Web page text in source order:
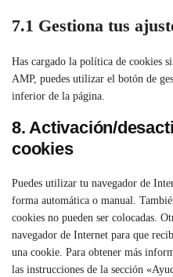
7.1 Gestiona tus
Has cargado la política de cookies
AMP, puedes utilizar el botón de
inferior de la página.
8. Activación/
cookies
Puedes utilizar tu navegador de
forma automática o manual.
cookies no pueden ser colocadas.
navegador de Internet para que
una cookie. Para obtener más
las instrucciones de la sección